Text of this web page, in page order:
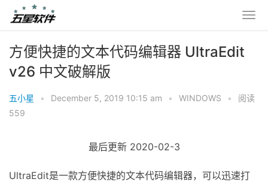
方便快捷的文本代码编辑器 UltraEdit
v26 中文破解版
五小星 • December 5, 2019 10:15 am • WINDOWS •
阅读
559
最后更新 2020-02-3
UltraEdit是一款方便快捷的文本代码编辑器，可以迅速打